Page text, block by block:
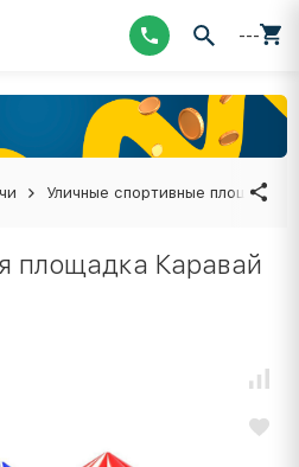
---
Уличные спортивные площадки
площадка Каравай